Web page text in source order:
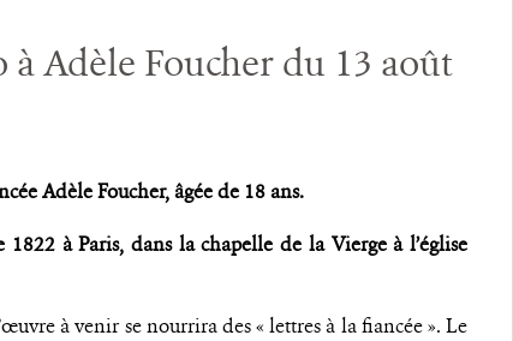
Adèle Foucher du 13 août
Adèle Foucher, âgée de 18 ans.
à Paris, dans la chapelle de la Vierge à l’église
à venir se nourrira des « lettres à la fiancée ». Le